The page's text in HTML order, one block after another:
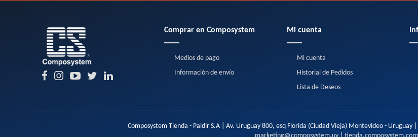
Comprar en Composystem
Medios de pago
Información de envío
Mi cuenta
Mi cuenta
Historial de Pedidos
Lista de Deseos
Composystem Tienda - Paldir S.A | Av. Uruguay 800, esq Florida (Ciudad Vieja) Montevideo - Uruguay |